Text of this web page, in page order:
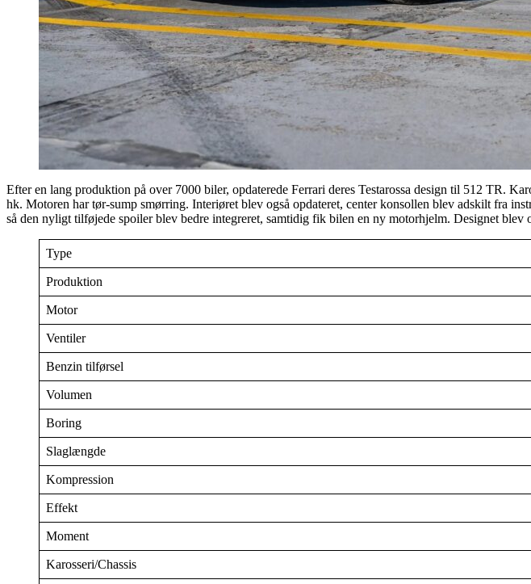
Efter en lang produktion på over 7000 biler, opdaterede Ferrari deres Testarossa design til 512 TR.
hk. Motoren har tør-sump smørring. Interiøret blev også opdateret, center konsollen blev adskilt fra
så den nyligt tilføjede spoiler blev bedre integreret, samtidig fik bilen en ny motorhjelm. Designet blev
Type
Produktion
Motor
Ventiler
Benzin tilførsel
Volumen
Boring
Slaglængde
Kompression
Effekt
Moment
Karosseri/Chassis